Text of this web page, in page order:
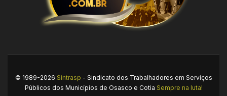
© 1989-2026 Sintrasp - Sindicato dos Trabalhadores em Serviços
Públicos dos Municípios de Osasco e Cotia Sempre na luta!